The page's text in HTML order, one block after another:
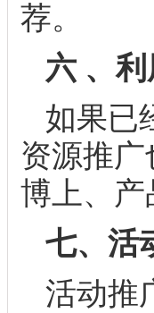
荐。
六 、
如果已
资源推
博上、
七、活
活动推